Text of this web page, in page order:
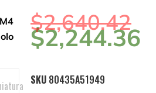
$2,640.42
$2,244.36
SKU 80435A51949